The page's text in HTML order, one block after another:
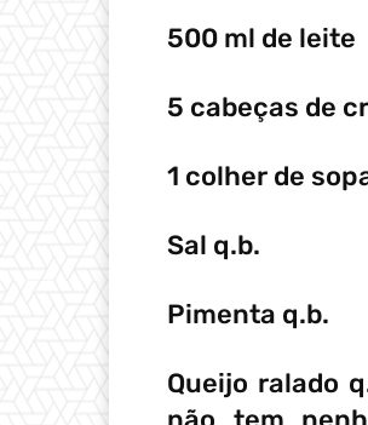
500 ml de leite
5 cabeças de
1 colher de
Sal q.b.
Pimenta q.b.
Queijo ralado